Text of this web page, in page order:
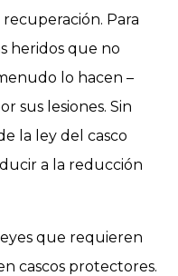
Para
heridos que no
lo hacen –
sus lesiones. Sin
la ley del casco
a la reducción
que requieren
cascos protectores.